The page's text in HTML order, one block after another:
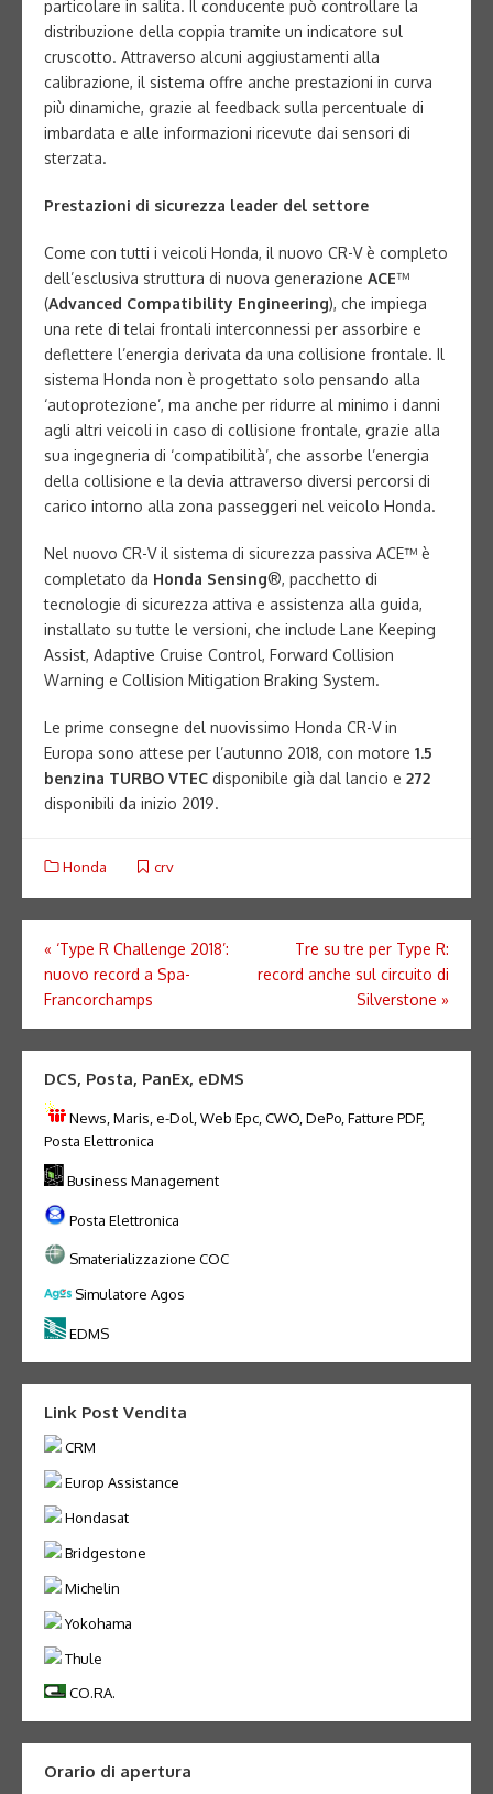
particolare in salita. Il conducente può controllare la
distribuzione della coppia tramite un indicatore sul
cruscotto. Attraverso alcuni aggiustamenti alla
calibrazione, il sistema offre anche prestazioni in curva
più dinamiche, grazie al feedback sulla percentuale di
imbardata e alle informazioni ricevute dai sensori di
sterzata.
Prestazioni di sicurezza leader del settore
Come con tutti i veicoli Honda, il nuovo CR-V è completo
dell’esclusiva struttura di nuova generazione ACE™
(Advanced Compatibility Engineering), che impiega
una rete di telai frontali interconnessi per assorbire e
deflettere l’energia derivata da una collisione frontale. Il
sistema Honda non è progettato solo pensando alla
‘autoprotezione’, ma anche per ridurre al minimo i danni
agli altri veicoli in caso di collisione frontale, grazie alla
sua ingegneria di ‘compatibilità’, che assorbe l’energia
della collisione e la devia attraverso diversi percorsi di
carico intorno alla zona passeggeri nel veicolo Honda.
Nel nuovo CR-V il sistema di sicurezza passiva ACE™ è
completato da Honda Sensing®, pacchetto di
tecnologie di sicurezza attiva e assistenza alla guida,
installato su tutte le versioni, che include Lane Keeping
Assist, Adaptive Cruise Control, Forward Collision
Warning e Collision Mitigation Braking System.
Le prime consegne del nuovissimo Honda CR-V in
Europa sono attese per l’autunno 2018, con motore 1.5
benzina TURBO VTEC disponibile già dal lancio e 272
disponibili da inizio 2019.
Honda crv
Navigazione
articoli
« ‘Type R Challenge 2018’:
nuovo record a Spa-
Francorchamps
Tre su tre per Type R:
record anche sul circuito di
Silverstone »
DCS, Posta, PanEx, eDMS
News, Maris, e-Dol, Web Epc, CWO, DePo, Fatture PDF,
Posta Elettronica
Business Management
Posta Elettronica
Smaterializzazione COC
Simulatore Agos
EDMS
Link Post Vendita
CRM
Europ Assistance
Hondasat
Bridgestone
Michelin
Yokohama
Thule
CO.RA.
Orario di apertura